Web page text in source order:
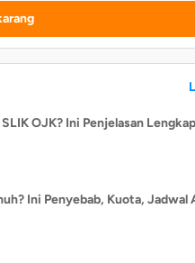
OJK? Ini Penjelasan
Ini Penyebab, Kuota, Jadwal